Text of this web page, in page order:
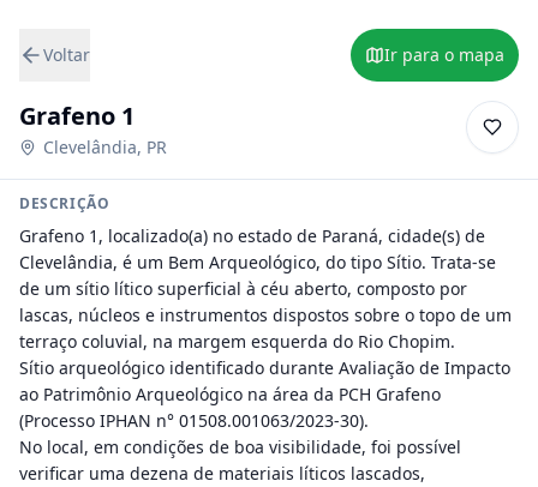
Voltar Ir para o mapa
Grafeno 1
Clevelândia, PR
DESCRIÇÃO
Grafeno 1, localizado(a) no estado de Paraná, cidade(s) de
Clevelândia, é um Bem Arqueológico, do tipo Sítio. Trata-se
de um sítio lítico superficial à céu aberto, composto por
lascas, núcleos e instrumentos dispostos sobre o topo de um
terraço coluvial, na margem esquerda do Rio Chopim.
Sítio arqueológico identificado durante Avaliação de Impacto
ao Patrimônio Arqueológico na área da PCH Grafeno
(Processo IPHAN n° 01508.001063/2023-30).
No local, em condições de boa visibilidade, foi possível
verificar uma dezena de materiais líticos lascados,